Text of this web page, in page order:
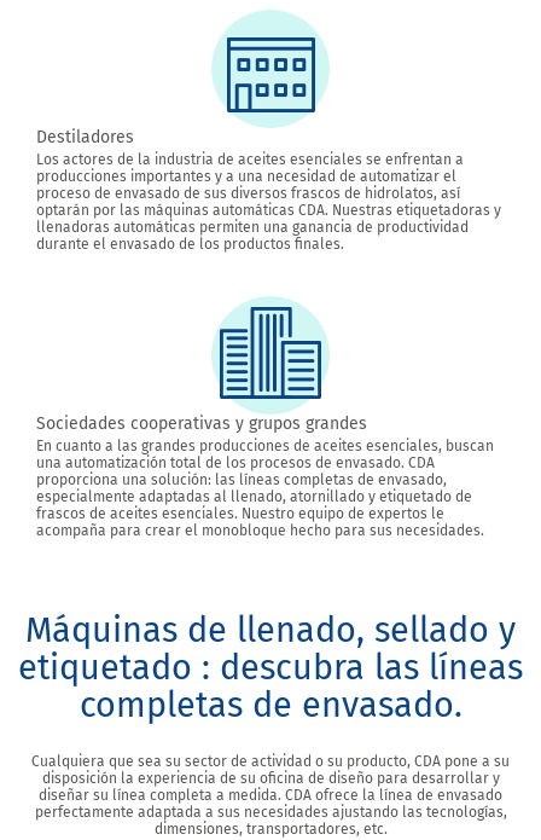
Destiladores
Los actores de la industria de aceites esenciales se enfrentan a
producciones importantes y a una necesidad de automatizar el
proceso de envasado de sus diversos frascos de hidrolatos, así
optarán por las máquinas automáticas CDA. Nuestras etiquetadoras y
llenadoras automáticas permiten una ganancia de productividad
durante el envasado de los productos finales.
Sociedades cooperativas y grupos grandes
En cuanto a las grandes producciones de aceites esenciales, buscan
una automatización total de los procesos de envasado. CDA
proporciona una solución: las líneas completas de envasado,
especialmente adaptadas al llenado, atornillado y etiquetado de
frascos de aceites esenciales. Nuestro equipo de expertos le
acompaña para crear el monobloque hecho para sus necesidades.
Máquinas de llenado, sellado y
etiquetado : descubra las líneas
completas de envasado.
Cualquiera que sea su sector de actividad o su producto, CDA pone a su
disposición la experiencia de su oficina de diseño para desarrollar y
diseñar su línea completa a medida. CDA ofrece la línea de envasado
perfectamente adaptada a sus necesidades ajustando las tecnologías,
dimensiones, transportadores, etc.